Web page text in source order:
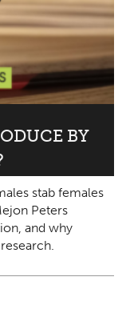
BY
stab females
Peters
and why